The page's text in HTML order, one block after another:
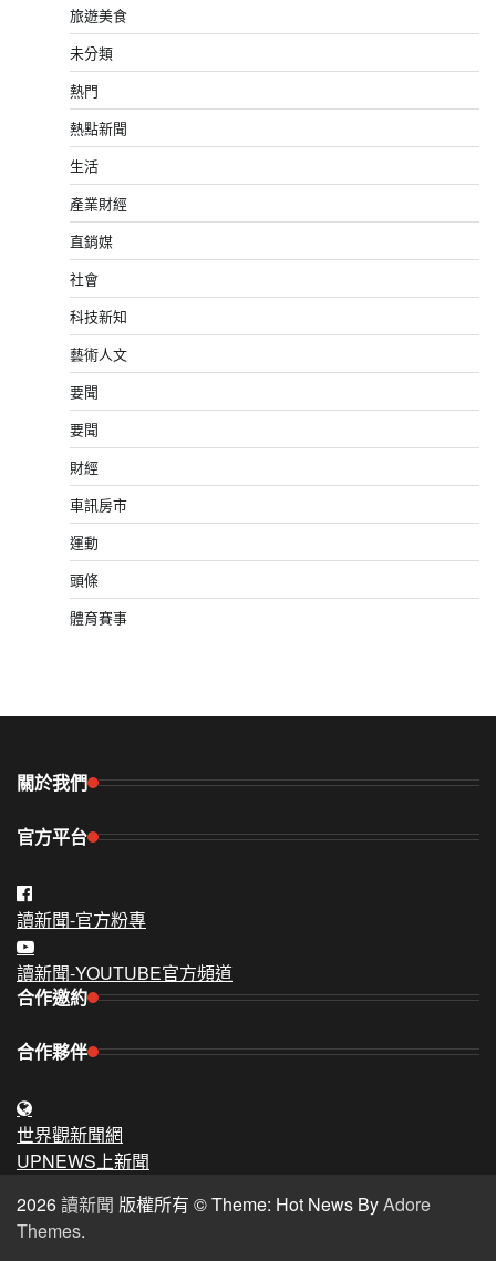
旅遊美食
未分類
熱門
熱點新聞
生活
產業財經
直銷媒
社會
科技新知
藝術人文
要聞
要聞
財經
車訊房市
運動
頭條
體育賽事
關於我們
官方平台
讀新聞-官方粉專
讀新聞-YOUTUBE官方頻道
合作邀約
合作夥伴
世界觀新聞網
UPNEWS上新聞
2026讀新聞 版權所有 © Theme: Hot News ByAdore
Themes.